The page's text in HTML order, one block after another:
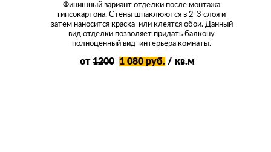
Финишный вариант отделки после монтажа
гипсокартона. Стены шпаклюются в 2-3 слоя и
затем наносится краска или клеятся обои. Данный
вид отделки позволяет придать балкону
полноценный вид интерьера комнаты.
от1200 1 080 руб./ кв.м